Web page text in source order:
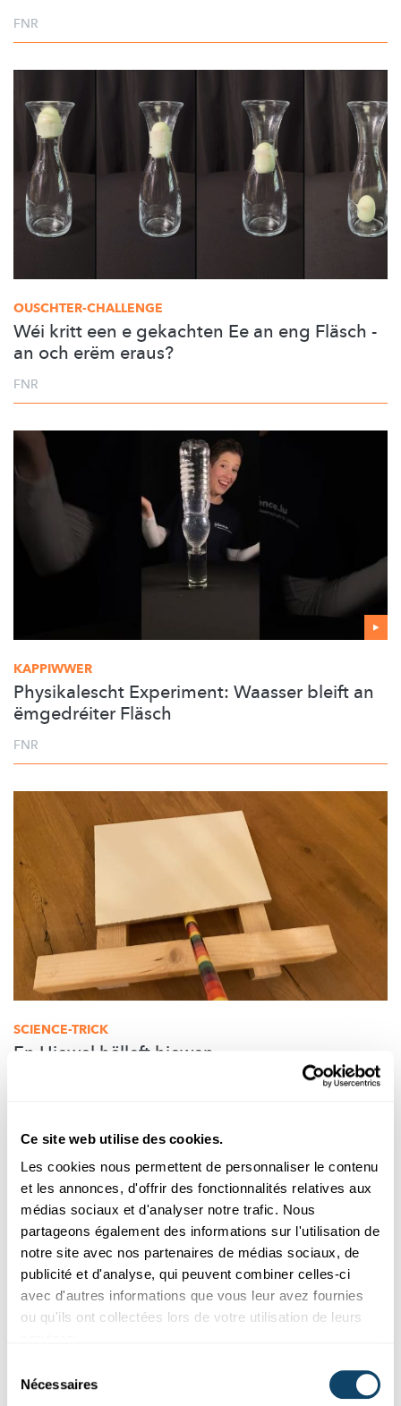
Ce site web utilise des cookies.
Les cookies nous permettent de personnaliser le contenu
et les annonces, d'offrir des fonctionnalités relatives aux
médias sociaux et d'analyser notre trafic. Nous
partageons également des informations sur l'utilisation de
notre site avec nos partenaires de médias sociaux, de
publicité et d'analyse, qui peuvent combiner celles-ci
avec d'autres informations que vous leur avez fournies
ou qu'ils ont collectées lors de votre utilisation de leurs
Nécessaires
FNR
OUSCHTER-CHALLENGE
Wéi kritt een e gekachten Ee an eng Fläsch -
an och erëm eraus?
FNR
KAPPIWWER
Physikalescht Experiment: Waasser bleift an
ëmgedréiter Fläsch
FNR
SCIENCE-TRICK
En Hiewel hëlleft hiewen
Firwat geet en Ee net ënner wann ee Salz an